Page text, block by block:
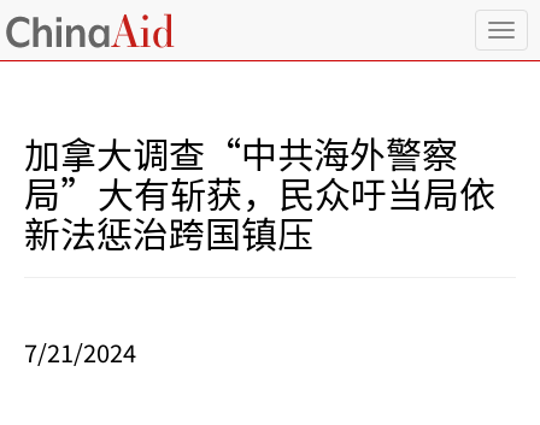
T
o
加拿大调查“中共海外警察
局”大有斩获，民众吁当局依
新法惩治跨国镇压
7/21/2024